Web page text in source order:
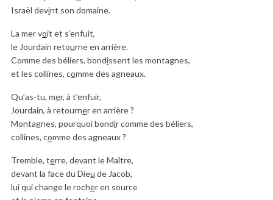
Israël devint son domaine.
La mer voit et s’enfuit,
le Jourdain retourne en arrière.
Comme des béliers, bondissent les montagnes,
et les collines, comme des agneaux.
Qu’as-tu, mer, à t’enfuir,
Jourdain, à retourner en arrière ?
Montagnes, pourquoi bondir comme des béliers,
collines, comme des agneaux ?
Tremble, terre, devant le Maître,
devant la face du Dieu de Jacob,
lui qui change le rocher en source